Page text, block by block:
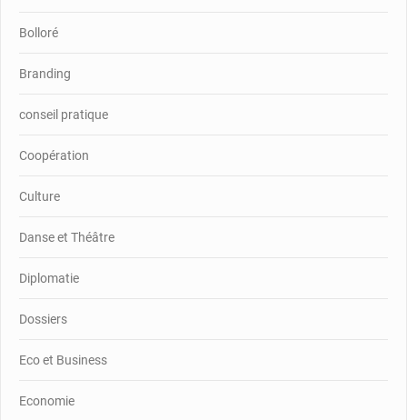
Bolloré
Branding
conseil pratique
Coopération
Culture
Danse et Théâtre
Diplomatie
Dossiers
Eco et Business
Economie